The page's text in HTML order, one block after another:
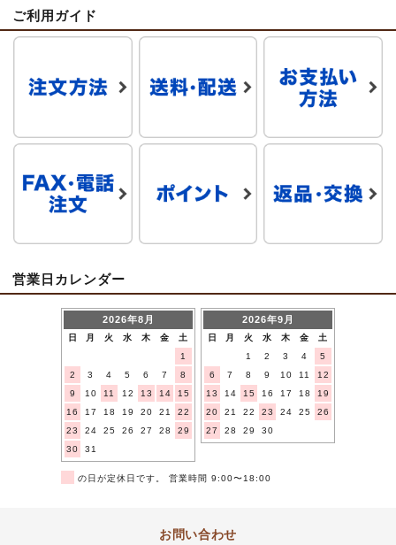
ご利用ガイド
営業日カレンダー
2026年8月
日 月 火 水 木 金
土
1
2
3 4 5 6 7
8
9
10 11 12 13 14
15
16
17 18 19 20 21
22
23
24 25 26 27 28
29
30
31
2026年9月
日 月 火 水 木 金
土
1
2 3 4
5
6
7 8 9 10 11
12
13
14 15 16 17 18
19
20
21 22 23 24 25
26
27
28 29 30
の日が定休日です。 営業時間 9:00〜18:00
お問い合わせ